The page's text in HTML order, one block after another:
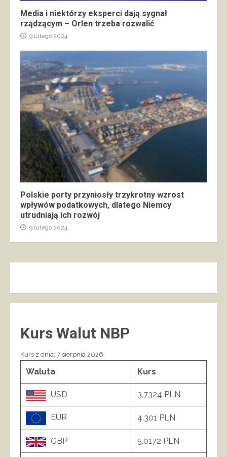
Media i niektórzy eksperci dają sygnał
rządzącym – Orlen trzeba rozwalić
9 lutego 2024
Polskie porty przyniosły trzykrotny wzrost
wpływów podatkowych, dlatego Niemcy
utrudniają ich rozwój
9 lutego 2024
Kurs Walut NBP
Kurs z dnia: 7 sierpnia 2026
Waluta Kurs
USD 3.7324 PLN
EUR 4.301 PLN
GBP 5.0172 PLN